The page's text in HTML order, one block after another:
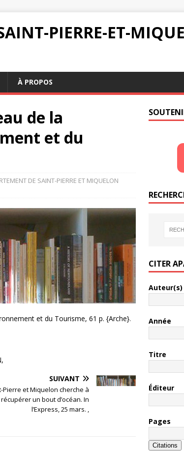
PIERRE-ET-
À PROPOS
de la
et du
DE SAINT-PIERRE ET MIQUELON
et du Tourisme, 61 p. {Arche}.
SUIVANT
Pierre et Miquelon cherche à
récupérer un bout d’océan. In
l’Express, 25 mars. ,
CITER
Auteur(s)
Année
Titre
Éditeur
Pages
Citations